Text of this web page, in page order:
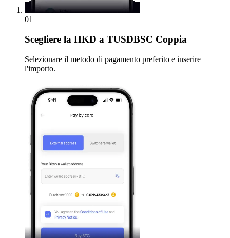
01
Scegliere la HKD a TUSDBSC Coppia
Selezionare il metodo di pagamento preferito e inserire
l'importo.